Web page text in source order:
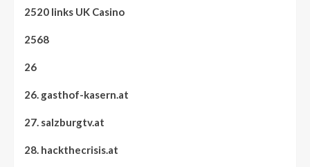
2520 links UK Casino
2568
26
26. gasthof-kasern.at
27. salzburgtv.at
28. hackthecrisis.at